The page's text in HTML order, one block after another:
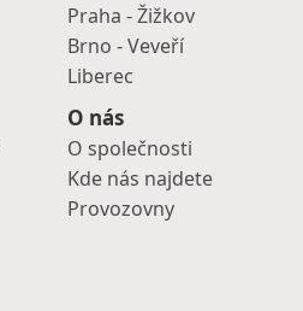
Praha - Žižkov
Brno - Veveří
Liberec
O nás
O společnosti
Kde nás najdete
Provozovny